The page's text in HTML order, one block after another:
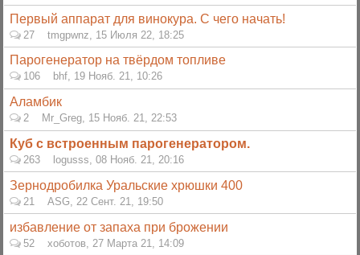
Первый аппарат для винокура. С чего начать!
27 tmgpwnz 15 Июля 22, 18:25
Парогенератор на твёрдом топливе
106 bhf, 19 Нояб. 21, 10:26
Аламбик
2 Mr_Greg, 15 Нояб. 21, 22:53
Куб с встроенным парогенератором.
263 logusss, 08 Нояб. 21, 20:16
Зернодробилка Уральские хрюшки 400
21 ASG 22 Сент. 21, 19:50
избавление от запаха при брожении
52 хоботов 27 Марта 21, 14:09